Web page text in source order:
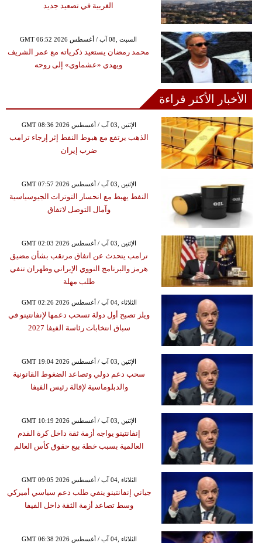
الغربية في تصعيد جديد
GMT 06:52 2026 السبت ,08 آب / أغسطس
محمد رمضان يستعيد ذكرياته مع عمر الشريف
ويهدي «عشماوي» إلى روحه
الأخبار الأكثر قراءة
GMT 08:36 2026 الإثنين ,03 آب / أغسطس
الذهب يرتفع مع هبوط النفط إثر إرجاء ترامب
ضرب إيران
GMT 07:57 2026 الإثنين ,03 آب / أغسطس
النفط يهبط مع انحسار التوترات الجيوسياسية
وآمال التوصل لاتفاق
GMT 02:03 2026 الإثنين ,03 آب / أغسطس
ترامب يتحدث عن اتفاق مرتقب بشأن مضيق
هرمز والبرنامج النووي الإيراني وطهران تنفي
طلب مهلة
GMT 02:26 2026 الثلاثاء ,04 آب / أغسطس
ويلز تصبح أول دولة تسحب دعمها لإنفانتينو في
سباق انتخابات رئاسة الفيفا 2027
GMT 19:04 2026 الإثنين ,03 آب / أغسطس
سحب دعم دولي وتصاعد الضغوط القانونية
والدبلوماسية لإقالة رئيس الفيفا
GMT 10:19 2026 الإثنين ,03 آب / أغسطس
إنفانتينو يواجه أزمة ثقة داخل كرة القدم
العالمية بسبب خطة بيع حقوق كأس العالم
GMT 09:05 2026 الثلاثاء ,04 آب / أغسطس
جياني إنفانتينو ينفي طلب دعم سياسي أميركي
وسط تصاعد أزمة الثقة داخل الفيفا
GMT 06:38 2026 الثلاثاء ,04 آب / أغسطس